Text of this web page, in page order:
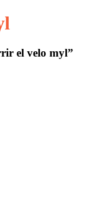
el velo myl”